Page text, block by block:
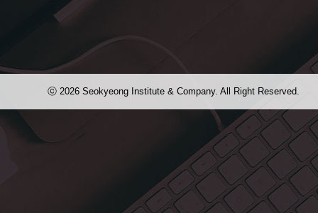
ⓒ 2026 Seokyeong Institute & Company. All Right Reserved.